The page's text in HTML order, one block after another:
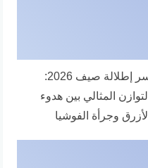
سر إطلالة صيف 2026:
التوازن المثالي بين هدوء
الأزرق وجرأة الفوشيا